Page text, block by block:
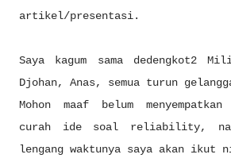
artikel/presentasi.
Saya kagum sama dedengkot2
Djohan, Anas, semua turun
Mohon maaf belum
curah ide soal reliability,
lengang waktunya saya akan ikut